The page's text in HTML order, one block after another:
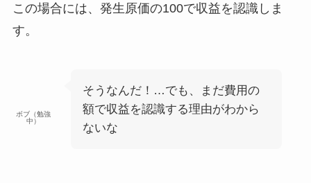
この場合には、発生原価の100で収益を認識しま
す。
ボブ（勉強
中）
そうなんだ！…でも、まだ費用の
額で収益を認識する理由がわから
ないな